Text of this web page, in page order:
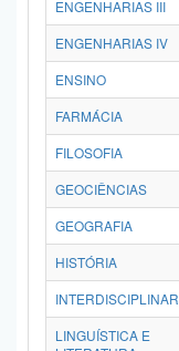
ENGENHARIAS III
ENGENHARIAS IV
ENSINO
FARMÁCIA
FILOSOFIA
GEOCIÊNCIAS
GEOGRAFIA
HISTÓRIA
INTERDISCIPLINAR
LINGUÍSTICA E